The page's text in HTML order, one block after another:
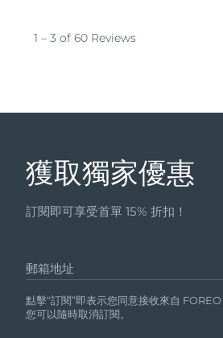
獲取獨家優惠
訂閱即可享受首單 15% 折扣！
郵箱地址
點擊“訂閱”即表示您同意接收來自
您可以隨時取消訂閱。